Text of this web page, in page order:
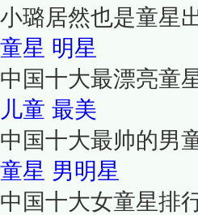
小璐居然也是童星
童星 明星
中国十大最漂亮童
儿童 最美
中国十大最帅的男
童星 男明星
中国十大女童星排